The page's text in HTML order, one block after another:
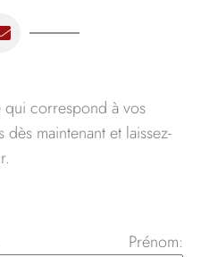
qui correspond à vos
maintenant et laissez-